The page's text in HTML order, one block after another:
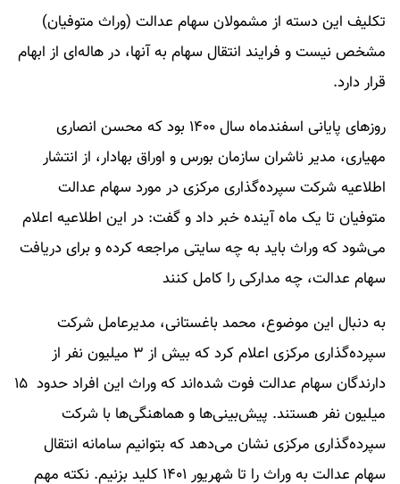
تکلیف این دسته از مشمولان سهام عدالت (وراث متوفیان)
مشخص نیست و فرایند انتقال سهام به آنها، در هاله‌ای از ابهام
قرار دارد.
روزهای پایانی اسفندماه سال ١۴٠٠ بود که محسن انصاری
مهیاری، مدیر ناشران سازمان بورس و اوراق بهادار، از انتشار
اطلاعیه شرکت سپرده‌گذاری مرکزی در مورد سهام عدالت
متوفیان تا یک ماه آینده خبر داد و گفت: در این اطلاعیه اعلام
می‌شود که وراث باید به چه سایتی مراجعه کرده و برای دریافت
سهام عدالت، چه مدارکی را کامل کنند
به دنبال این موضوع، محمد باغستانی، مدیرعامل شرکت
سپرده‌گذاری مرکزی اعلام کرد که بیش از ۳ میلیون نفر از
دارندگان سهام عدالت فوت شده‌اند که وراث این افراد حدود ۱۵
میلیون نفر هستند. پیش‌بینی‌ها و هماهنگی‌ها با شرکت
سپرده‌گذاری مرکزی نشان می‌دهد که بتوانیم سامانه انتقال
سهام عدالت به وراث را تا شهریور ١۴٠١ کلید بزنیم. نکته مهم